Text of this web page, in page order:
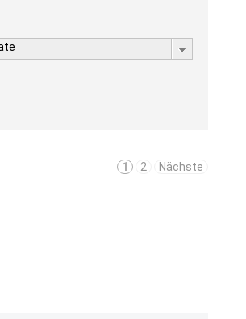
1 2 Nächste